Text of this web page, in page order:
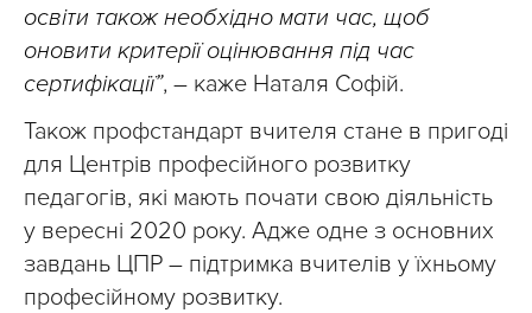
освіти також необхідно мати час, щоб
оновити критерії оцінювання під час
сертифікації”, – каже Наталя Софій.
Також профстандарт вчителя стане в пригоді
для Центрів професійного розвитку
педагогів, які мають почати свою діяльність
у вересні 2020 року. Адже одне з основних
завдань ЦПР – підтримка вчителів у їхньому
професійному розвитку.